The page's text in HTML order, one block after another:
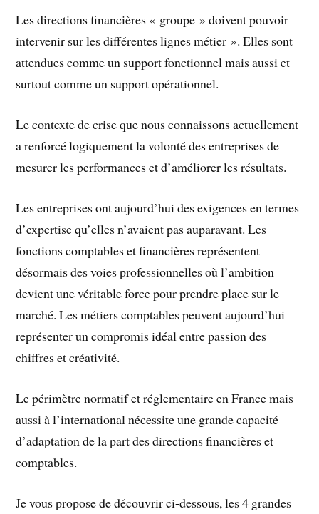
Les directions financières « groupe » doivent pouvoir
intervenir sur les différentes lignes métier ». Elles sont
attendues comme un support fonctionnel mais aussi et
surtout comme un support opérationnel.
Le contexte de crise que nous connaissons actuellement
a renforcé logiquement la volonté des entreprises de
mesurer les performances et d’améliorer les résultats.
Les entreprises ont aujourd’hui des exigences en termes
d’expertise qu’elles n’avaient pas auparavant. Les
fonctions comptables et financières représentent
désormais des voies professionnelles où l’ambition
devient une véritable force pour prendre place sur le
marché. Les métiers comptables peuvent aujourd’hui
représenter un compromis idéal entre passion des
chiffres et créativité.
Le périmètre normatif et réglementaire en France mais
aussi à l’international nécessite une grande capacité
d’adaptation de la part des directions financières et
comptables.
Je vous propose de découvrir ci-dessous, les 4 grandes